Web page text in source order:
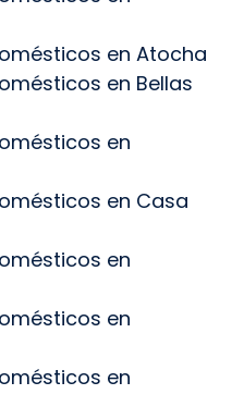
en Atocha
en Bellas
en
en Casa
en
en
en